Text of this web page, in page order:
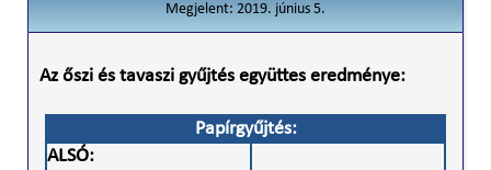
Megjelent: 2019. június 5.
Az őszi és tavaszi gyűjtés együttes eredménye:
Papírgyűjtés:
ALSÓ: